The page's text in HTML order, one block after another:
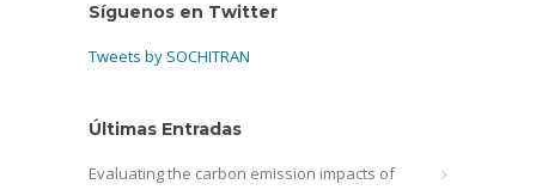
Síguenos en Twitter
Tweets by SOCHITRAN
Últimas Entradas
Evaluating the carbon emission impacts of